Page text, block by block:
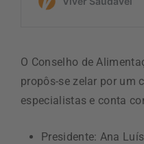
O Conselho de
propôs-se zelar por um
especialistas e conta
Presidente: Ana